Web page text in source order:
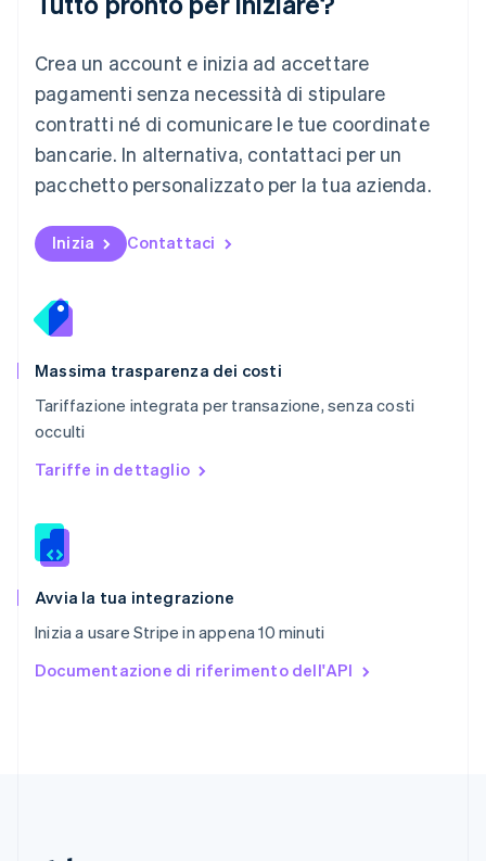
Crea un account e inizia ad accettare
pagamenti senza necessità di stipulare
contratti né di comunicare le tue coordinate
bancarie. In alternativa, contattaci per un
pacchetto personalizzato per la tua azienda.
Inizia Contattaci
Massima trasparenza dei costi
Tariffazione integrata per transazione, senza costi
occulti
Tariffe in dettaglio
Avvia la tua integrazione
Inizia a usare Stripe in appena 10 minuti
Documentazione di riferimento dell'API
English
EspañolEnglish
Norvegia
English
Nuova Zelanda
English
NederlandsEnglish
English
Portogallo
RAS di Hong Kong, Cina
English
English
English
Romania
English
Slovacchia
Slovenia
English Italiano
EspañolEnglish
English Español 简体中文